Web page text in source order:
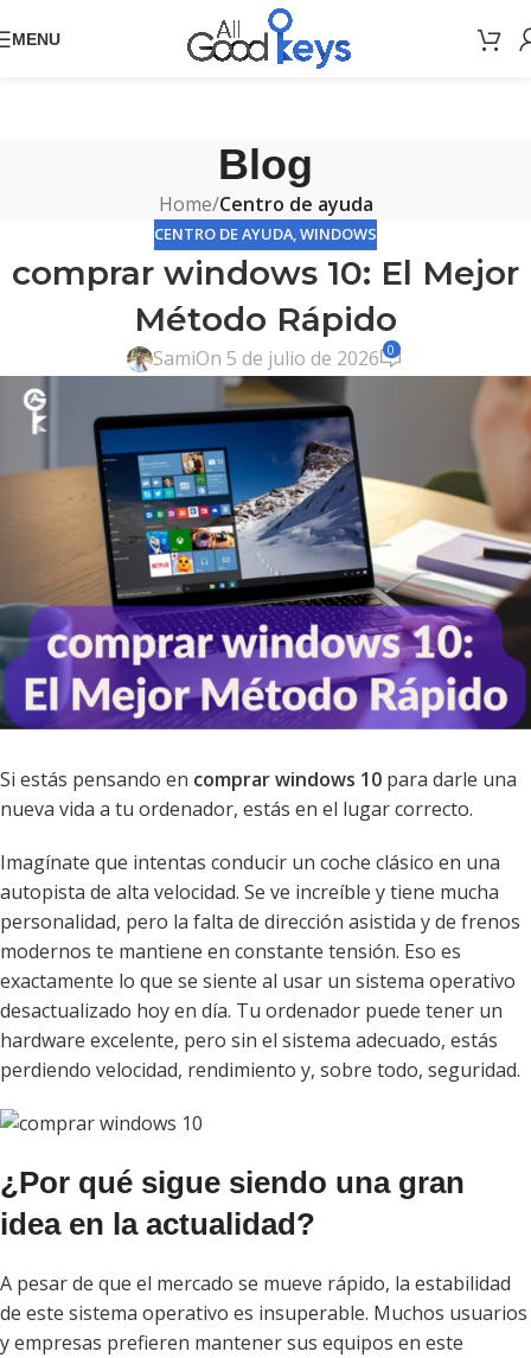
MENU
Blog
Home/Centro de ayuda
CENTRO DE AYUDA,WINDOWS
comprar windows 10: El Mejor
Método Rápido
SamiOn 5 de julio de 2026 0
Si estás pensando en comprar windows 10 para darle una
nueva vida a tu ordenador, estás en el lugar correcto.
Imagínate que intentas conducir un coche clásico en una
autopista de alta velocidad. Se ve increíble y tiene mucha
personalidad, pero la falta de dirección asistida y de frenos
modernos te mantiene en constante tensión. Eso es
exactamente lo que se siente al usar un sistema operativo
desactualizado hoy en día. Tu ordenador puede tener un
hardware excelente, pero sin el sistema adecuado, estás
perdiendo velocidad, rendimiento y, sobre todo, seguridad.
¿Por qué sigue siendo una gran
idea en la actualidad?
A pesar de que el mercado se mueve rápido, la estabilidad
de este sistema operativo es insuperable. Muchos usuarios
y empresas prefieren mantener sus equipos en este